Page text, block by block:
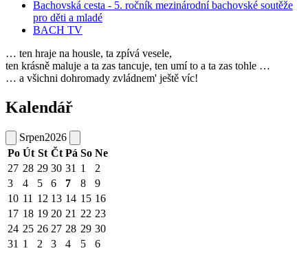
Bachovská cesta - 5. ročník mezinárodní bachovské soutěže
pro děti a mladé
BACH TV
… ten hraje na housle, ta zpívá vesele,
ten krásně maluje a ta zas tancuje, ten umí to a ta zas tohle …
… a všichni dohromady zvládnem' ještě víc!
Kalendář
Srpen2026
Po Út St Čt Pá So Ne
27 28 29 30 31 1
2
3
4 5 6 7 8
9
10 11 12 13 14 15 16
17 18 19 20 21 22 23
24 25 26 27 28 29 30
31 1 2 3 4 5 6